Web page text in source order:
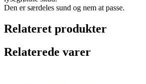
Den er særdeles sund og nem at passe.
Relateret produkter
Relaterede varer